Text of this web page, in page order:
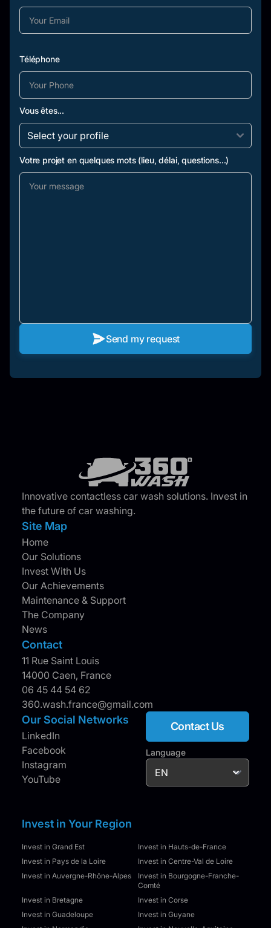
Téléphone
Vous êtes...
Votre projet en quelques mots (lieu, délai, questions...)
Send my request
Innovative contactless car wash solutions. Invest in
the future of car washing.
Site Map
Home
Our Solutions
Invest With Us
Our Achievements
Maintenance & Support
The Company
News
Contact
11 Rue Saint Louis
14000 Caen, France
06 45 44 54 62
360.wash.france@gmail.com
Our Social Networks
LinkedIn
Facebook
Instagram
YouTube
Contact Us
Language
Invest in Your Region
Invest in Grand Est
Invest in Hauts-de-France
Invest in Pays de la Loire
Invest in Centre-Val de Loire
Invest in Auvergne-Rhône-Alpes
Invest in Bourgogne-Franche-
Comté
Invest in Bretagne
Invest in Corse
Invest in Guadeloupe
Invest in Guyane